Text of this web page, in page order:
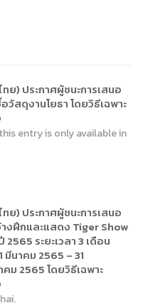
ทย) ประกาศผู้ชนะการเสนอ
วัสดุงานโยธา โดยวิธีเฉพาะ
entry is only available in
ทย) ประกาศผู้ชนะการเสนอ
างฝึกและแสดง Tiger Show
2565 ระยะเวลา 3 เดือน
มีนาคม 2565 – 31
ม 2565 โดยวิธีเฉพาะ